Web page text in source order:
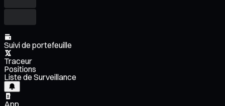
Suivi de portefeuille
Traceur
Positions
Liste de Surveillance